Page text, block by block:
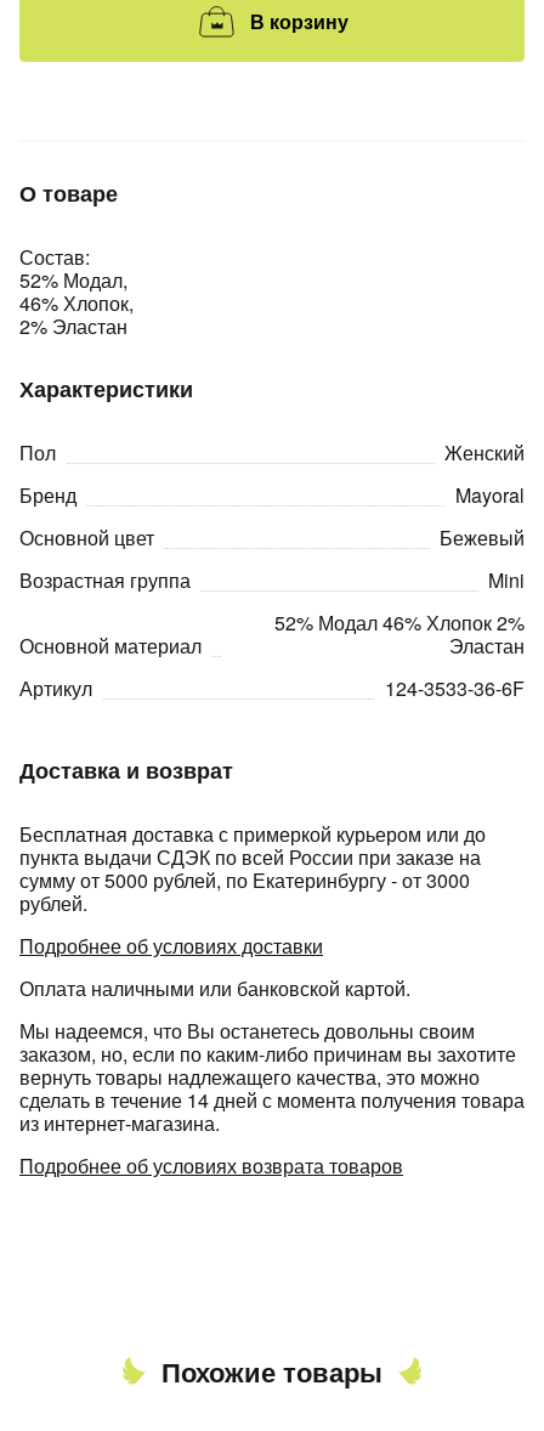
В корзину
Доставка и возврат
Бесплатная доставка с примеркой курьером или до
пункта выдачи СДЭК по всей России при заказе на
сумму от 5000 рублей, по Екатеринбургу - от 3000
рублей.
Подробнее об условиях доставки
Оплата наличными или банковской картой.
Мы надеемся, что Вы останетесь довольны своим
заказом, но, если по каким-либо причинам вы захотите
вернуть товары надлежащего качества, это можно
сделать в течение 14 дней с момента получения товара
из интернет-магазина.
Подробнее об условиях возврата товаров
О товаре
Состав:
52% Модал,
46% Хлопок,
2% Эластан
Характеристики
Пол
Женский
Бренд
Mayoral
Основной цвет
Бежевый
Возрастная группа
Mini
Основной материал
52% Модал 46% Хлопок 2%
Эластан
Артикул
124-3533-36-6F
Похожие товары
раз в 2 недели
plait.ru